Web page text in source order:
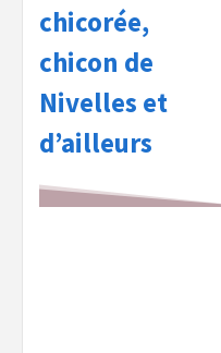
chicorée,
chicon de
Nivelles et
d’ailleurs